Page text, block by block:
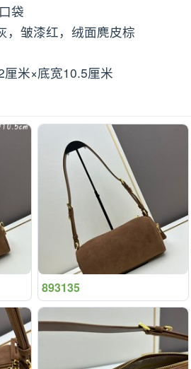
袋
，皱漆红，绒面麂皮棕
米×底宽10.5厘米
893135